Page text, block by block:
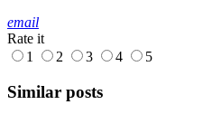
email
Rate it
1
2 3 4 5
Similar posts